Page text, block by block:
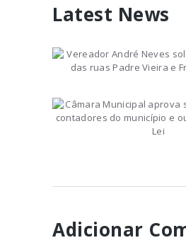
Latest News
Vereador
solicita
Aires
Câmara
salário base
contadores do
August 22, 2023
Adicionar